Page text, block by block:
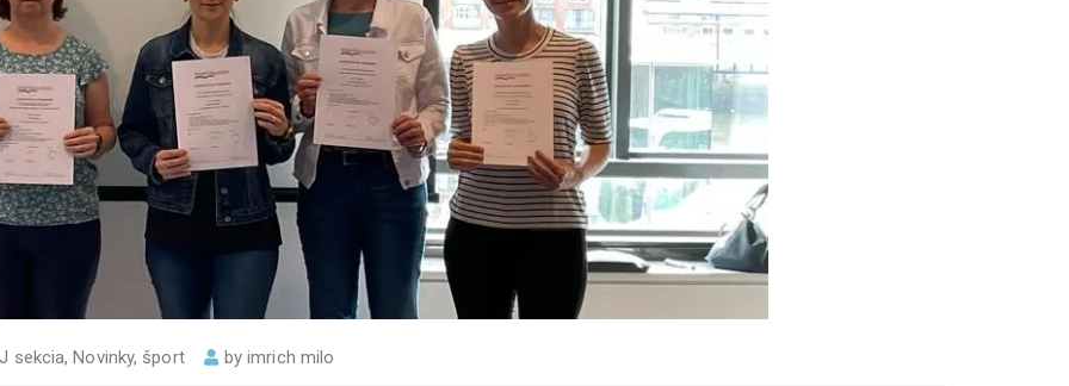
sekcia,Novinky, šport byimrich milo